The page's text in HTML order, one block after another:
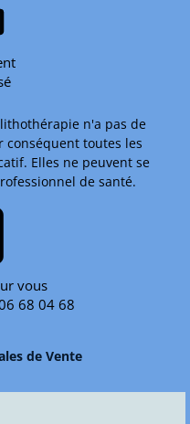
n'a pas de
toutes les
Elles ne peuvent se
de santé.
vous
68 04 68
de Vente